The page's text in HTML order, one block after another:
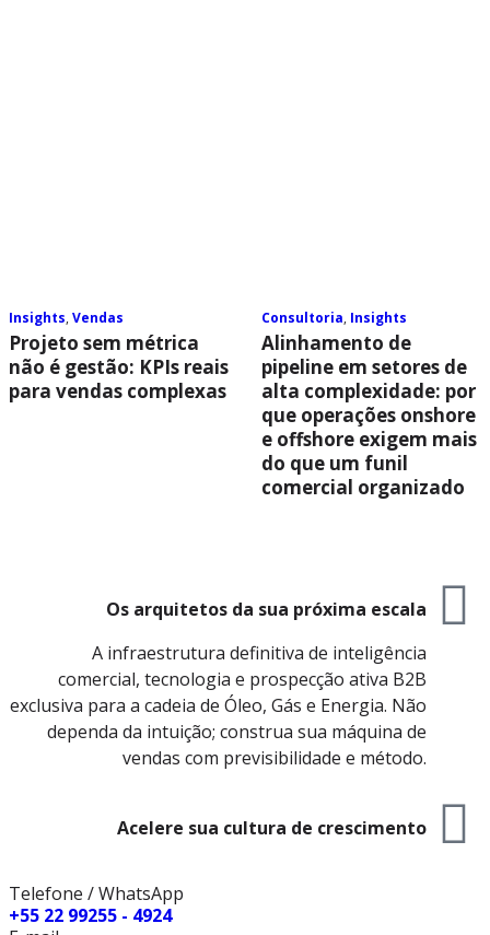
Insights, Vendas
Projeto sem métrica
não é gestão: KPIs reais
para vendas complexas
Consultoria, Insights
Alinhamento de
pipeline em setores de
alta complexidade: por
que operações onshore
e offshore exigem mais
do que um funil
comercial organizado
Os arquitetos da sua próxima escala
A infraestrutura definitiva de inteligência
comercial, tecnologia e prospecção ativa B2B
exclusiva para a cadeia de Óleo, Gás e Energia. Não
dependa da intuição; construa sua máquina de
vendas com previsibilidade e método.
Acelere sua cultura de crescimento
Telefone / WhatsApp
+55 22 99255 - 4924